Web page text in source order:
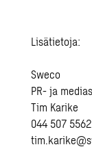
Lisätietoja:
Sweco
PR- ja
Tim Karike
044 507 5562